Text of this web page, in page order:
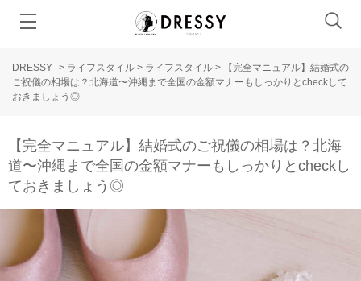
DRESSY > ライフスタイル > ライフスタイル >
【完全マニュアル】結婚式の
ご祝儀の相場は？北海道〜沖縄まで全国の金額マナーもしっかりとcheckして
おきましょう◎
【完全マニュアル】結婚式のご祝儀の相場は？北海
道〜沖縄まで全国の金額マナーもしっかりとcheckし
ておきましょう◎